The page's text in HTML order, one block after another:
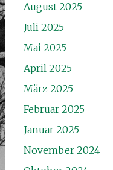
August 2025
Juli 2025
Mai 2025
April 2025
März 2025
Februar 2025
Januar 2025
November 2024